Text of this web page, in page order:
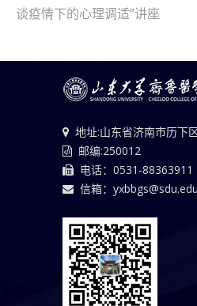
谈疫情下的心理调适”讲座
地址:山东省济南市历下
邮编:250012
电话：0531-88363911
信箱：